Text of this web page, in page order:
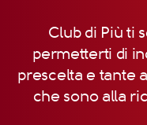
Club di Più ti
permetterti di
prescelta e tante
che sono alla